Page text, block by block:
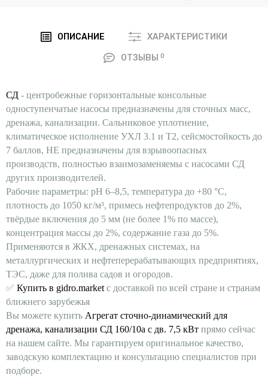
ОПИСАНИЕ ХАРАКТЕРИСТИКИ
ОТЗЫВЫ 0
СД - центробежные горизонтальные консольные
одноступенчатые насосы предназначены для сточных масс,
дренажа, канализации. Сальниковое уплотнение,
климатическое исполнение УХЛ 3.1 и Т2, сейсмостойкость до
7 баллов, НЕ предназначены для взрывоопасных
производств, полностью взаимозаменяемы с насосами СД
других производителей.
Рабочие параметры: pH 6–8,5, температура до +80 °C,
плотность до 1050 кг/м³, примесь нефтепродуктов до 2%,
твёрдые включения до 5 мм (не более 1% по массе),
концентрация массы до 2%, содержание газа до 5%.
Применяются в ЖКХ, дренажных системах, на
металлургических и нефтеперерабатывающих предприятиях,
ТЭС, даже для полива садов и огородов.
✅ Купить в gidro.market с доставкой по всей стране и странам
ближнего зарубежья
Вы можете купить Агрегат сточно-динамический для
дренажа, канализации СД 160/10а с дв. 7,5 кВт прямо сейчас
на нашем сайте. Мы гарантируем оригинальное качество,
заводскую комплектацию и консультацию специалистов при
подборе.